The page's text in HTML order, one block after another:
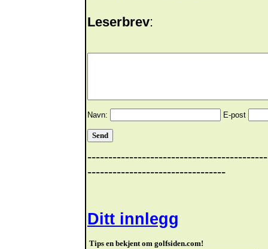
Leserbrev:
Navn: E-post
---------------------------------
Ditt innlegg
Tips en bekjent om golfsiden.com!